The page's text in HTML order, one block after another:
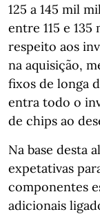
125 a 145 mil
entre 115 e
respeito aos
na aquisição,
fixos de longa
entra todo o
de chips ao
Na base desta
expetativas
componentes
adicionais